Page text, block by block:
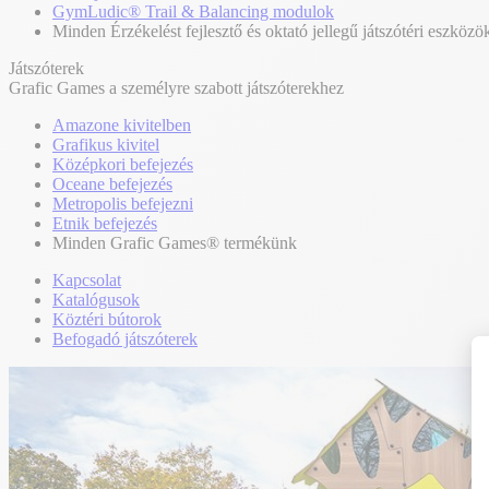
GymLudic® Trail & Balancing modulok
Minden Érzékelést fejlesztő és oktató jellegű játszótéri
Játszóterek
Grafic Games a személyre szabott játszóterekhez
Amazone kivitelben
Grafikus kivitel
Középkori befejezés
Oceane befejezés
Metropolis befejezni
Etnik befejezés
Minden Grafic Games® termékünk
Kapcsolat
Katalógusok
Köztéri bútorok
Befogadó játszóterek